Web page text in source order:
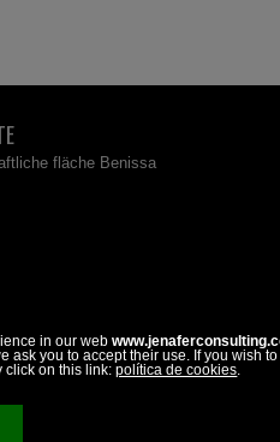
fläche Benissa
in our web
ask you to accept their use. If you wish to
click on this link:política de cookies